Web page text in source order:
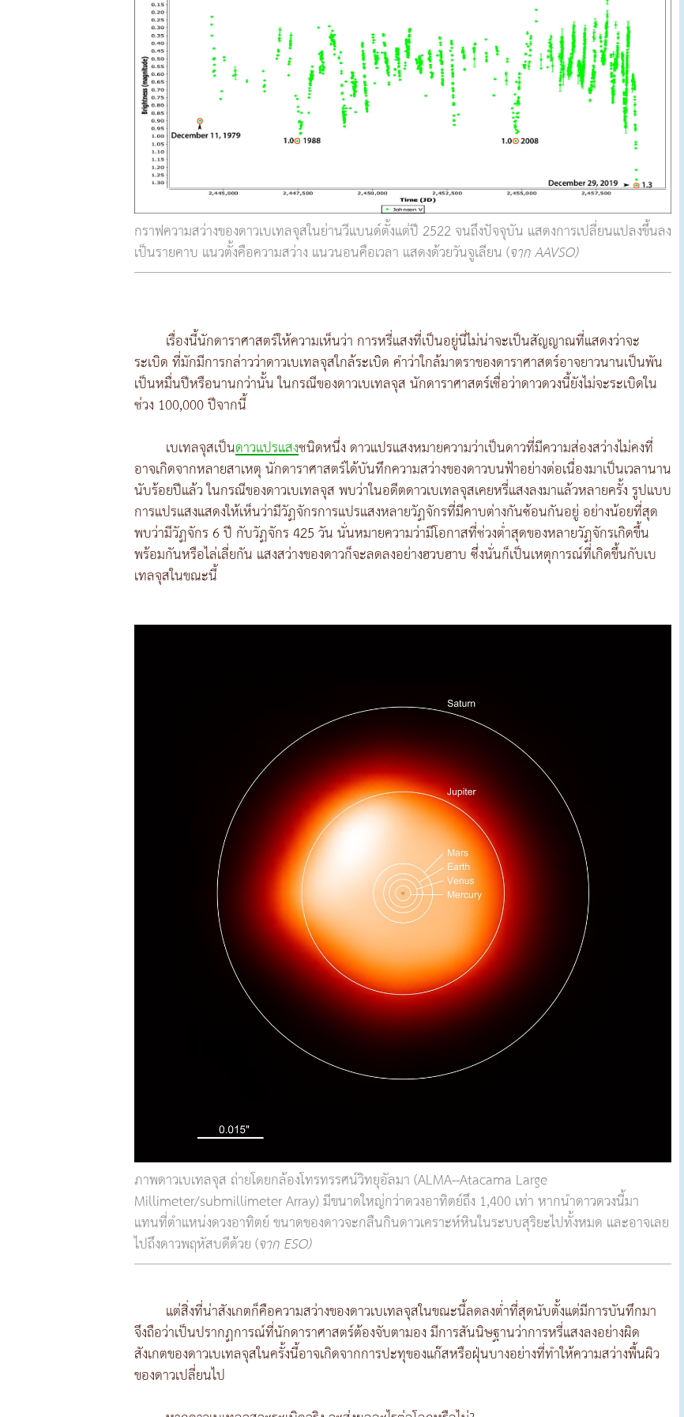
กราฟความสว่างของดาวเบเทลจุสในย่านวีแบนด์ตั้งแต่ปี 2522 จนถึงปัจจุบัน แสดงการเปลี่ยนแปลงขึ้นลง
เป็นรายคาบ แนวตั้งคือความสว่าง แนวนอนคือเวลา แสดงด้วยวันจูเลียน (จาก AAVSO)
เรื่องนี้นักดาราศาสตร์ให้ความเห็นว่า การหรี่แสงที่เป็นอยู่นี่ไม่น่าจะเป็นสัญญาณที่แสดงว่าจะ
ระเบิด ที่มักมีการกล่าวว่าดาวเบเทลจุสใกล้ระเบิด คำว่าใกล้มาตราของดาราศาสตร์อาจยาวนานเป็นพัน
เป็นหมื่นปีหรือนานกว่านั้น ในกรณีของดาวเบเทลจุส นักดาราศาสตร์เชื่อว่าดาวดวงนี้ยังไม่จะระเบิดใน
ช่วง 100,000 ปีจากนี้
เบเทลจุสเป็นดาวแปรแสงชนิดหนึ่ง ดาวแปรแสงหมายความว่าเป็นดาวที่มีความส่องสว่างไม่คงที่
อาจเกิดจากหลายสาเหตุ นักดาราศาสตร์ได้บันทึกความสว่างของดาวบนฟ้าอย่างต่อเนื่องมาเป็นเวลานาน
นับร้อยปีแล้ว ในกรณีของดาวเบเทลจุส พบว่าในอดีตดาวเบเทลจุสเคยหรี่แสงลงมาแล้วหลายครั้ง รูปแบบ
การแปรแสงแสดงให้เห็นว่ามีวัฏจักรการแปรแสงหลายวัฏจักรที่มีคาบต่างกันซ้อนกันอยู่ อย่างน้อยที่สุด
พบว่ามีวัฏจักร 6 ปี กับวัฏจักร 425 วัน นั่นหมายความว่ามีโอกาสที่ช่วงต่ำสุดของหลายวัฏจักรเกิดขึ้น
พร้อมกันหรือไล่เลี่ยกัน แสงสว่างของดาวก็จะลดลงอย่างฮวบฮาบ ซึ่งนั่นก็เป็นเหตุการณ์ที่เกิดขึ้นกับเบ
เทลจุสในขณะนี้
ภาพดาวเบเทลจุส ถ่ายโดยกล้องโทรทรรศน์วิทยุอัลมา (ALMA--Atacama Large
Millimeter/submillimeter Array) มีขนาดใหญ่กว่าดวงอาทิตย์ถึง 1,400 เท่า หากนำดาวดวงนี้มา
แทนที่ตำแหน่งดวงอาทิตย์ ขนาดของดาวจะกลืนกินดาวเคราะห์หินในระบบสุริยะไปทั้งหมด และอาจเลย
ไปถึงดาวพฤหัสบดีด้วย (จาก ESO)
แต่สิ่งที่น่าสังเกตก็คือความสว่างของดาวเบเทลจุสในขณะนี้ลดลงต่ำที่สุดนับตั้งแต่มีการบันทึกมา
จึงถือว่าเป็นปรากฏการณ์ที่นักดาราศาสตร์ต้องจับตามอง มีการสันนิษฐานว่าการหรี่แสงลงอย่างผิด
สังเกตของดาวเบเทลจุสในครั้งนี้อาจเกิดจากการปะทุของแก๊สหรือฝุ่นบางอย่างที่ทำให้ความสว่างพื้นผิว
ของดาวเปลี่ยนไป